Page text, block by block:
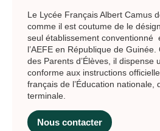
Le Lycée Français Albert Camus
comme il est coutume de le
seul établissement conventionné
l’AEFE en République de Guinée.
des Parents d’Élèves, il dispense
conforme aux instructions
français de l’Éducation nationale,
terminale.
Nous contacter